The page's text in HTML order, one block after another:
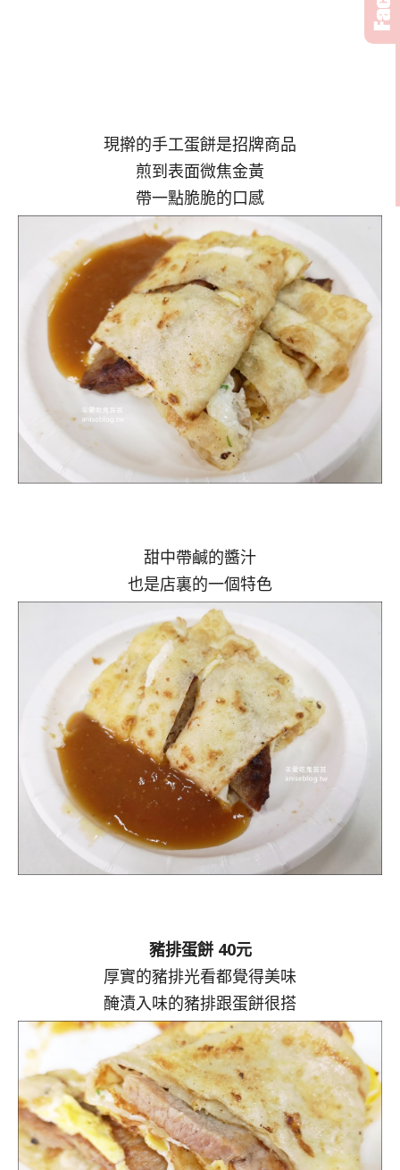
現擀的手工蛋餅是招牌商品
煎到表面微焦金黃
帶一點脆脆的口感
甜中帶鹹的醬汁
也是店裏的一個特色
豬排蛋餅 40元
厚實的豬排光看都覺得美味
醃漬入味的豬排跟蛋餅很搭